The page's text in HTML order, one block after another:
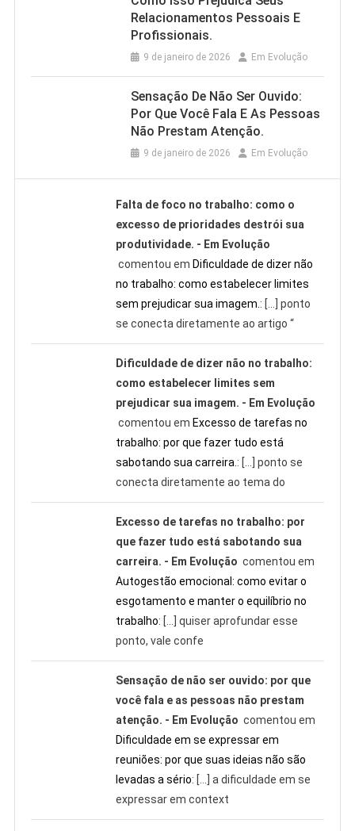
Relacionamentos Pessoais E
Profissionais.
9 de janeiro de 2026 Em Evolução
Sensação De Não Ser Ouvido:
Por Que Você Fala E As Pessoas
Não Prestam Atenção.
9 de janeiro de 2026 Em Evolução
Falta de foco no trabalho: como o
excesso de prioridades destrói sua
produtividade. - Em Evolução
comentou em Dificuldade de dizer não
no trabalho: como estabelecer limites
sem prejudicar sua imagem. : […] ponto
se conecta diretamente ao artigo “
Dificuldade de dizer não no trabalho:
como estabelecer limites sem
prejudicar sua imagem. - Em Evolução
comentou em Excesso de tarefas no
trabalho: por que fazer tudo está
sabotando sua carreira. : […] ponto se
conecta diretamente ao tema do
Excesso de tarefas no trabalho: por
que fazer tudo está sabotando sua
carreira. - Em Evolução comentou em
Autogestão emocional: como evitar o
esgotamento e manter o equilíbrio no
trabalho: […] quiser aprofundar esse
ponto, vale confe
Sensação de não ser ouvido: por que
você fala e as pessoas não prestam
atenção. - Em Evolução comentou em
Dificuldade em se expressar em
reuniões: por que suas ideias não são
levadas a sério: […] a dificuldade em se
expressar em context